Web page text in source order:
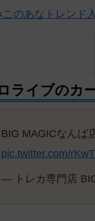
このあなトレン
ライブのカ
BIG MAGICなんば
pic.twitter.com/
— トレカ専門店